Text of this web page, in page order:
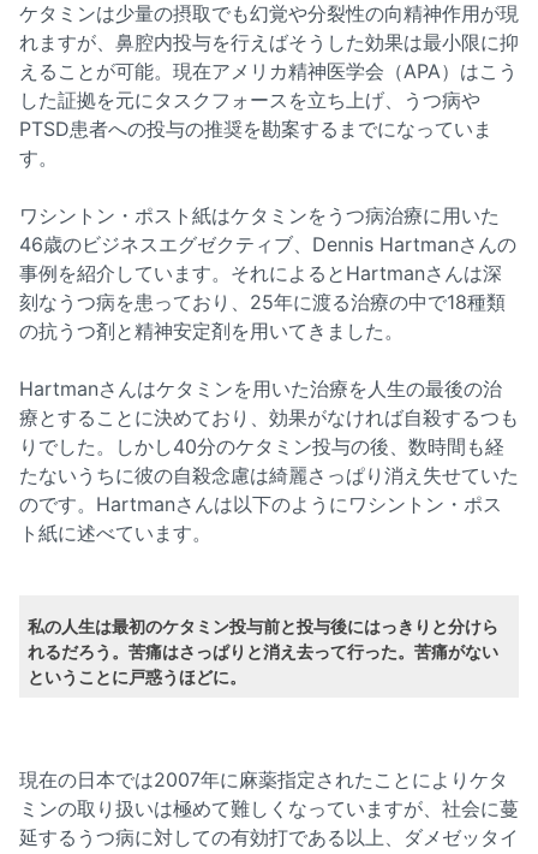
ケタミンは少量の摂取でも幻覚や分裂性の向精神作用が現
れますが、鼻腔内投与を行えばそうした効果は最小限に抑
えることが可能。現在アメリカ精神医学会（APA）はこう
した証拠を元にタスクフォースを立ち上げ、うつ病や
PTSD患者への投与の推奨を勘案するまでになっていま
す。
ワシントン・ポスト紙はケタミンをうつ病治療に用いた
46歳のビジネスエグゼクティブ、Dennis Hartmanさんの
事例を紹介しています。それによるとHartmanさんは深
刻なうつ病を患っており、25年に渡る治療の中で18種類
の抗うつ剤と精神安定剤を用いてきました。
Hartmanさんはケタミンを用いた治療を人生の最後の治
療とすることに決めており、効果がなければ自殺するつも
りでした。しかし40分のケタミン投与の後、数時間も経
たないうちに彼の自殺念慮は綺麗さっぱり消え失せていた
のです。Hartmanさんは以下のようにワシントン・ポス
ト紙に述べています。
私の人生は最初のケタミン投与前と投与後にはっきりと分けら
れるだろう。苦痛はさっぱりと消え去って行った。苦痛がない
ということに戸惑うほどに。
現在の日本では2007年に麻薬指定されたことによりケタ
ミンの取り扱いは極めて難しくなっていますが、社会に蔓
延するうつ病に対しての有効打である以上、ダメゼッタイ